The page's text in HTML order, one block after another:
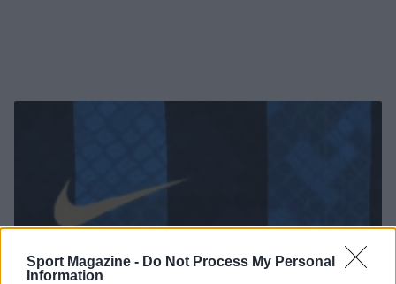
Sport Magazine - Do Not Process My Personal
Information